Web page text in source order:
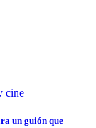
cine
un guión que